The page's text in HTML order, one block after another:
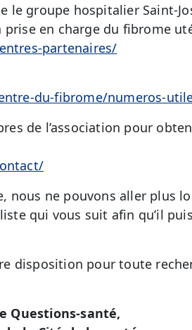
le groupe hospitalier Saint-
en charge du fibrome
partenaires/
du-fibrome/numeros-
de l’association pour
nous ne pouvons aller plus
qui vous suit afin qu’il
disposition pour toute
Questions-santé,